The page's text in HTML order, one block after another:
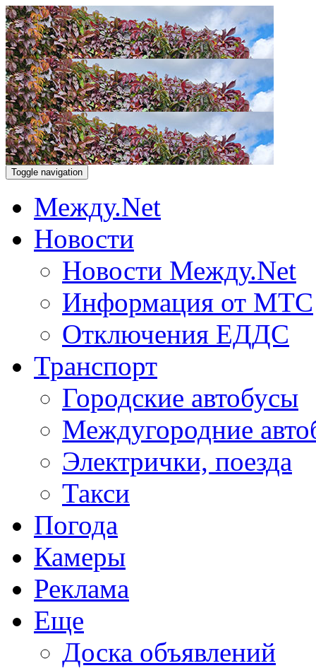
Toggle navigation
Между.Net
Новости
Новости Между.Net
Информация от МТС
Отключения ЕДДС
Транспорт
Городские автобусы
Междугородние
Электрички, поезда
Такси
Погода
Камеры
Реклама
Еще
Доска объявлений